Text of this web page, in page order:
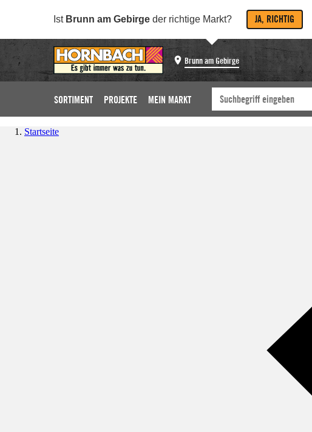
Ist Brunn am Gebirge der richtige Markt? JA, RICHTIG
Brunn am Gebirge
SORTIMENT PROJEKTE MEIN MARKT
Startseite